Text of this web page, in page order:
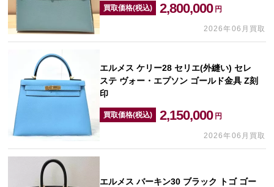
買取価格(税込) 2,800,000 円
2026年06月買取
エルメス ケリー28 セリエ(外縫い) セレ
ステ ヴォー・エプソン ゴールド金具 Z刻
印
買取価格(税込) 2,150,000 円
2026年06月買取
エルメス バーキン30 ブラック トゴ ゴー